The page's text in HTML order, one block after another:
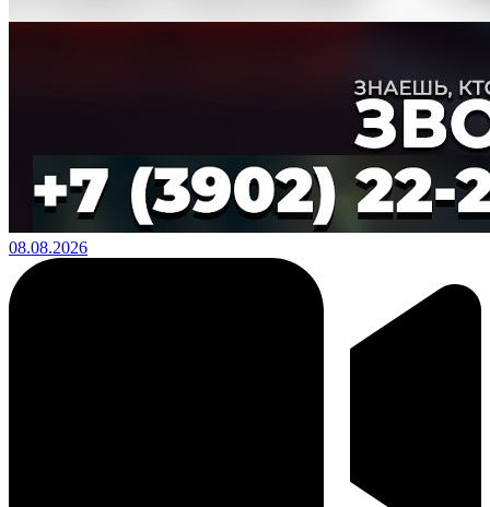
08.08.2026